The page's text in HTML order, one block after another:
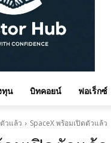
ทุน บิทคอยน์ ฟอเร็กซ์
วแล้ว SpaceX พร้อมเปิดตัวแล้ว